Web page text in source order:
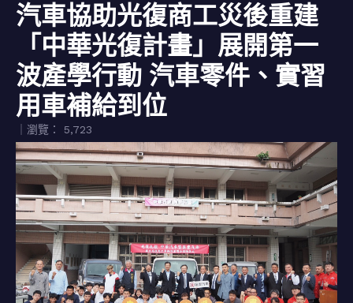
汽車協助光復商工災後重建
「中華光復計畫」展開第一
波產學行動 汽車零件、實習
用車補給到位
｜瀏覽： 5,723